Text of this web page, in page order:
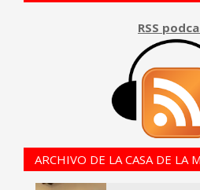
RSS
ARCHIVO DE LA CASA DE LA